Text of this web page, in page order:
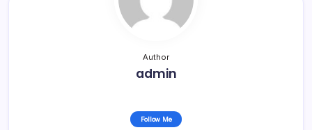
Author
admin
Follow Me